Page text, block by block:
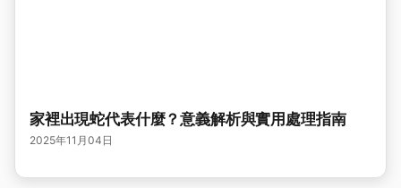
家裡出現蛇代表什麼？意義解析與實用處理指南
2025年11月04日